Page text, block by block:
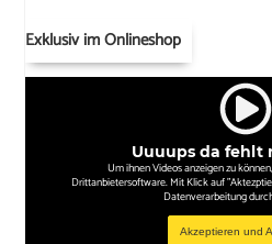
Exklusiv im Onlineshop
Uuuups da fehlt
Um ihnen Videos anzeigen zu
Drittanbietersoftware. Mit Klick auf
Datenverarbeitung
Akzeptieren und